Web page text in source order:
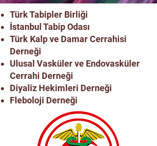
Türk Tabipler Birliği
İstanbul Tabip Odası
Türk Kalp ve Damar Cerrahisi
Derneği
Ulusal Vasküler ve Endovasküler
Cerrahi Derneği
Diyaliz Hekimleri Derneği
Fleboloji Derneği